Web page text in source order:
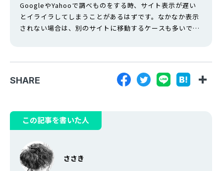
GoogleやYahooで調べものをする時、サイト表示が遅い
とイライラしてしまうことがあるはずです。なかなか表示
されない場合は、別のサイトに移動するケースも多いで
としても、ユーザーにとっては不満に繋がるので離脱され
ます。 本記事では、そんなページ表示速度を確認する方法
や、改善ポイントを解説して…
SHARE
この記事を書いた人
ささき